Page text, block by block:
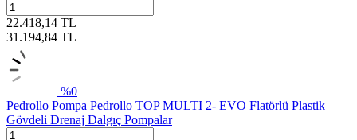
22.418,14 TL
31.194,84 TL
%0
Pedrollo Pompa Pedrollo TOP MULTI 2- EVO Flatörlü Plastik
Gövdeli Drenaj Dalgıç Pompalar